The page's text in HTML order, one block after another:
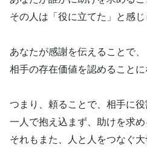
その人は「役に立てた」と感じ
あなたが感謝を伝えることで、
相手の存在価値を認めることに
つまり、頼ることで、相手に役
一人で抱え込まず、助けを求め
それもまた、人と人をつなぐ大